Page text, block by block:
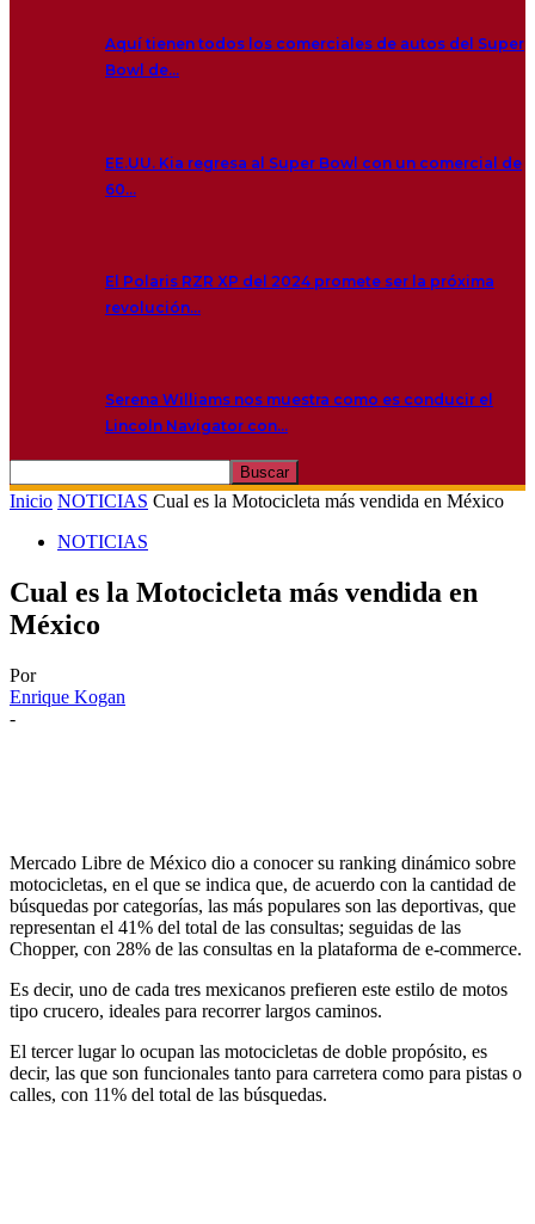
Aquí tienen todos los comerciales de autos del Super
Bowl de…
EE.UU. Kia regresa al Super Bowl con un comercial de
60…
El Polaris RZR XP del 2024 promete ser la próxima
revolución…
Serena Williams nos muestra como es conducir el
Lincoln Navigator con…
Inicio NOTICIAS Cual es la Motocicleta más vendida en México
NOTICIAS
Cual es la Motocicleta más vendida en
México
Por
Enrique Kogan
-
Mercado Libre de México dio a conocer su ranking dinámico sobre
motocicletas, en el que se indica que, de acuerdo con la cantidad de
búsquedas por categorías, las más populares son las deportivas, que
representan el 41% del total de las consultas; seguidas de las
Chopper, con 28% de las consultas en la plataforma de e-commerce.
Es decir, uno de cada tres mexicanos prefieren este estilo de motos
tipo crucero, ideales para recorrer largos caminos.
El tercer lugar lo ocupan las motocicletas de doble propósito, es
decir, las que son funcionales tanto para carretera como para pistas o
calles, con 11% del total de las búsquedas.